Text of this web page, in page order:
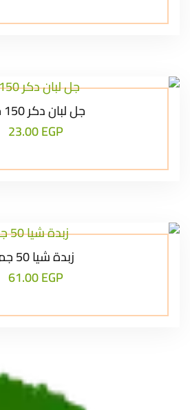
جل لبان دكر 150 جم
23.00EGP
زبدة شيا 50 جم
61.00EGP